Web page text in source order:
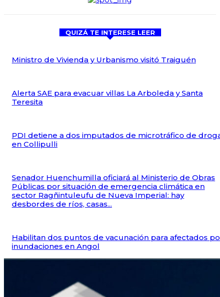
QUIZÁ TE INTERESE LEER
Ministro de Vivienda y Urbanismo visitó Traiguén
Alerta SAE para evacuar villas La Arboleda y Santa
Teresita
PDI detiene a dos imputados de microtráfico de
en Collipulli
Senador Huenchumilla oficiará al Ministerio de Obras
Públicas por situación de emergencia climática en
sector Ragñintuleufu de Nueva Imperial: hay
desbordes de ríos, casas...
Habilitan dos puntos de vacunación para afectados
inundaciones en Angol